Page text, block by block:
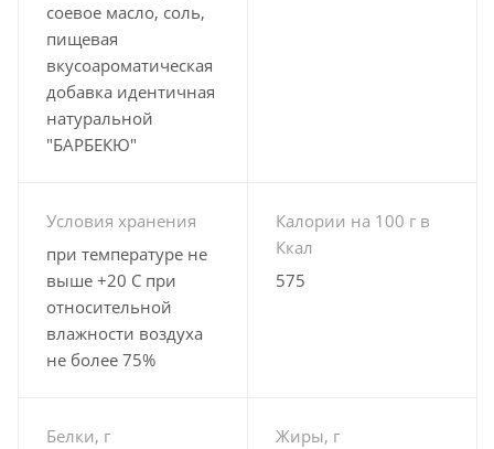
соевое масло, соль,
пищевая
вкусоароматическая
добавка идентичная
натуральной
"БАРБЕКЮ"
Условия хранения
при температуре не
выше +20 С при
относительной
влажности воздуха
не более 75%
Калории на 100 г в
Ккал
575
Белки, г
Жиры, г